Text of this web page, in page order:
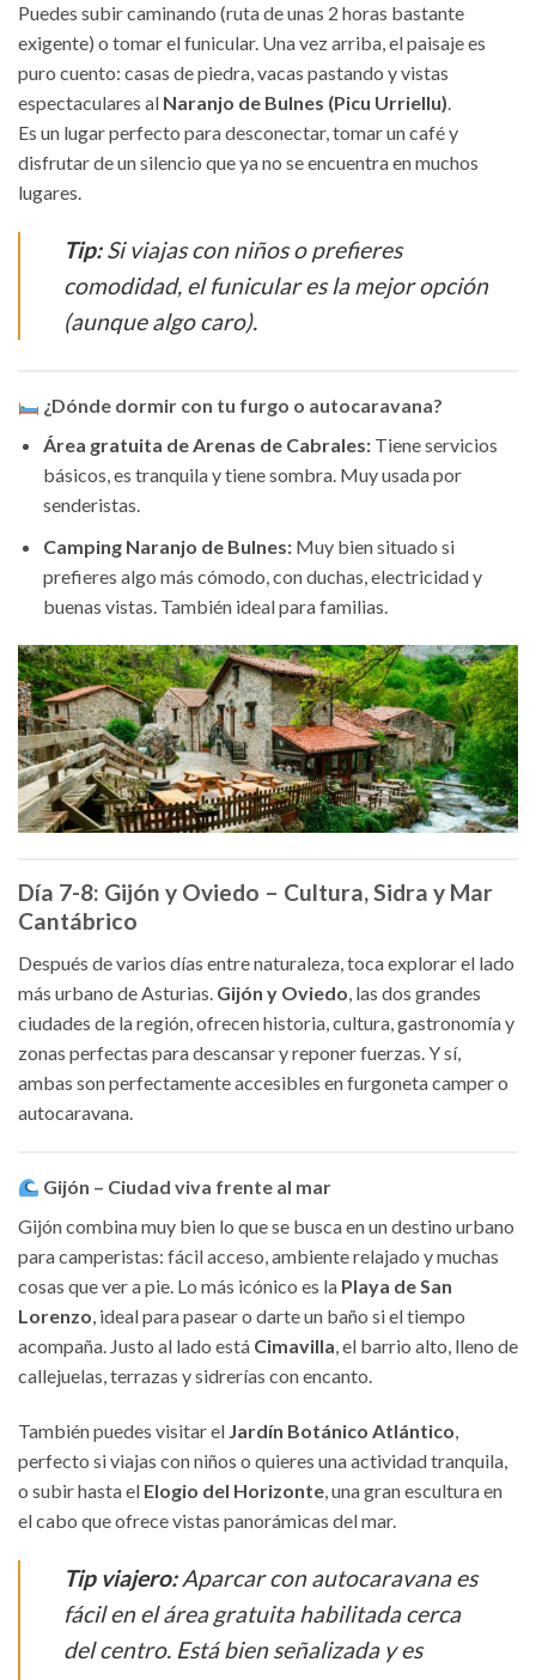
Puedes subir caminando (ruta de unas 2 horas bastante
exigente) o tomar el funicular. Una vez arriba, el paisaje es
puro cuento: casas de piedra, vacas pastando y vistas
espectaculares al Naranjo de Bulnes (Picu Urriellu).
Es un lugar perfecto para desconectar, tomar un café y
disfrutar de un silencio que ya no se encuentra en muchos
lugares.
Tip:Si viajas con niños o prefieres
comodidad, el funicular es la mejor opción
(aunque algo caro).
¿Dónde dormir con tu furgo o autocaravana?
Área gratuita de Arenas de Cabrales:Tiene servicios
básicos, es tranquila y tiene sombra. Muy usada por
senderistas.
Camping Naranjo de Bulnes:Muy bien situado si
prefieres algo más cómodo, con duchas, electricidad y
buenas vistas. También ideal para familias.
Día 7-8: Gijón y Oviedo – Cultura, Sidra y Mar
Cantábrico
Después de varios días entre naturaleza, toca explorar el lado
más urbano de Asturias. Gijón y Oviedo , las dos grandes
ciudades de la región, ofrecen historia, cultura, gastronomía y
zonas perfectas para descansar y reponer fuerzas. Y sí,
ambas son perfectamente accesibles en furgoneta camper o
autocaravana.
Gijón – Ciudad viva frente al mar
Gijón combina muy bien lo que se busca en un destino urbano
para camperistas: fácil acceso, ambiente relajado y muchas
cosas que ver a pie. Lo más icónico es la Playa de San
Lorenzo, ideal para pasear o darte un baño si el tiempo
acompaña. Justo al lado está Cimavilla, el barrio alto, lleno de
callejuelas, terrazas y sidrerías con encanto.
También puedes visitar el Jardín Botánico Atlántico,
perfecto si viajas con niños o quieres una actividad tranquila,
o subir hasta el Elogio del Horizonte, una gran escultura en
el cabo que ofrece vistas panorámicas del mar.
Tip viajero:Aparcar con autocaravana es
fácil en el área gratuita habilitada cerca
del centro. Está bien señalizada y es